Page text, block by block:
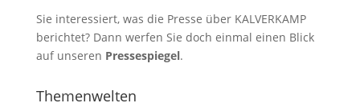
Sie interessiert, was die Presse über KALVERKAMP
berichtet? Dann werfen Sie doch einmal einen Blick
auf unseren Pressespiegel.
Themenwelten